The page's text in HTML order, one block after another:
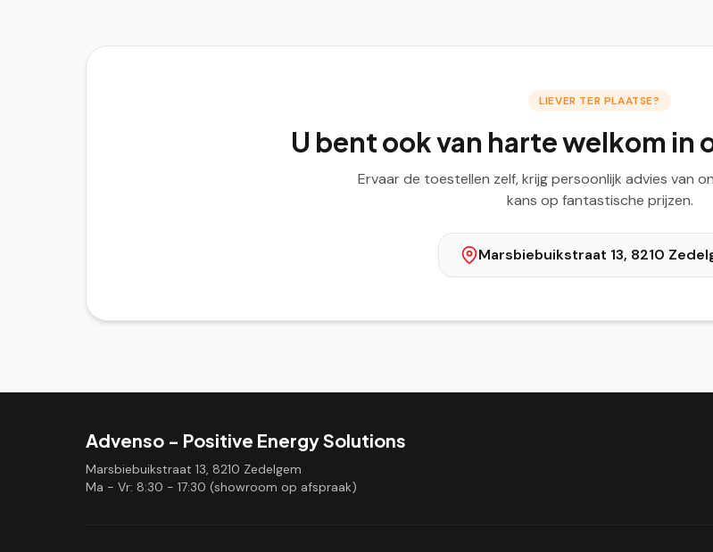
LIEVER TER PLAATSE?
U bent ook van harte welkom in
Ervaar de toestellen zelf, krijg persoonlijk advies van
kans op fantastische prijzen.
Marsbiebuikstraat 13, 8210
Advenso - Positive Energy Solutions
Marsbiebuikstraat 13, 8210 Zedelgem
Ma - Vr: 8:30 - 17:30 (showroom op afspraak)